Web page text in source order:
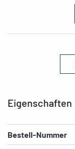
Eigenschaften
Bestell-Nummer